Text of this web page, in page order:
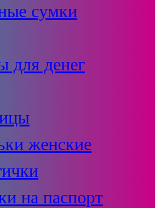
сумки
для денег
женские
на паспорт